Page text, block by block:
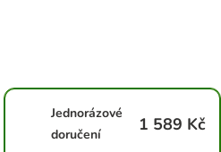
Jednorázové
doručení
1 589 Kč